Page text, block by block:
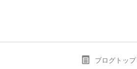
ブログトップ